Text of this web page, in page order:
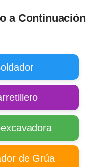
a Continuación
de Grúa